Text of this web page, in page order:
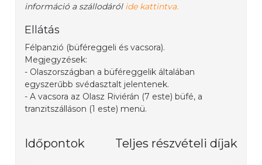
információ a szállodáról ide kattintva.
Ellátás
Félpanzió (büféreggeli és vacsora).
Megjegyzések:
- Olaszországban a büféreggelik általában
egyszerűbb svédasztalt jelentenek.
- A vacsora az Olasz Riviérán (7 este) büfé, a
tranzitszálláson (1 este) menü.
Időpontok Teljes részvételi díjak